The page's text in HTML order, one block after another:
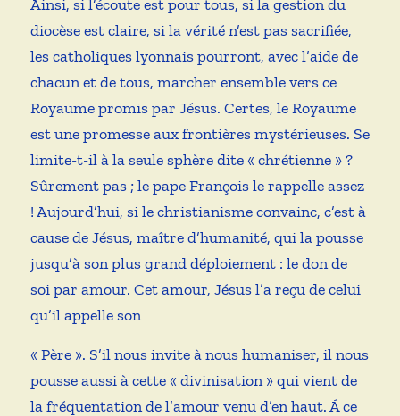
Ainsi, si l’écoute est pour tous, si la gestion du
diocèse est claire, si la vérité n’est pas sacrifiée,
les catholiques lyonnais pourront, avec l’aide de
chacun et de tous, marcher ensemble vers ce
Royaume promis par Jésus. Certes, le Royaume
est une promesse aux frontières mystérieuses. Se
limite-t-il à la seule sphère dite « chrétienne » ?
Sûrement pas ; le pape François le rappelle assez
! Aujourd’hui, si le christianisme convainc, c’est à
cause de Jésus, maître d’humanité, qui la pousse
jusqu’à son plus grand déploiement : le don de
soi par amour. Cet amour, Jésus l’a reçu de celui
qu’il appelle son
« Père ». S’il nous invite à nous humaniser, il nous
pousse aussi à cette « divinisation » qui vient de
la fréquentation de l’amour venu d’en haut. Á ce